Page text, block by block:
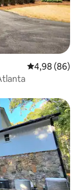
4,98 av 5 i
4,98 (86)